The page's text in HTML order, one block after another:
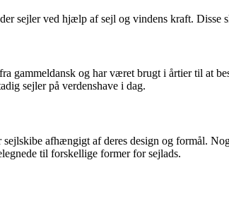
sejler ved hjælp af sejl og vindens kraft. Disse
gammeldansk og har været brugt i årtier til at
sejler på verdenshave i dag.
afhængigt af deres design og formål.
til forskellige former for sejlads.